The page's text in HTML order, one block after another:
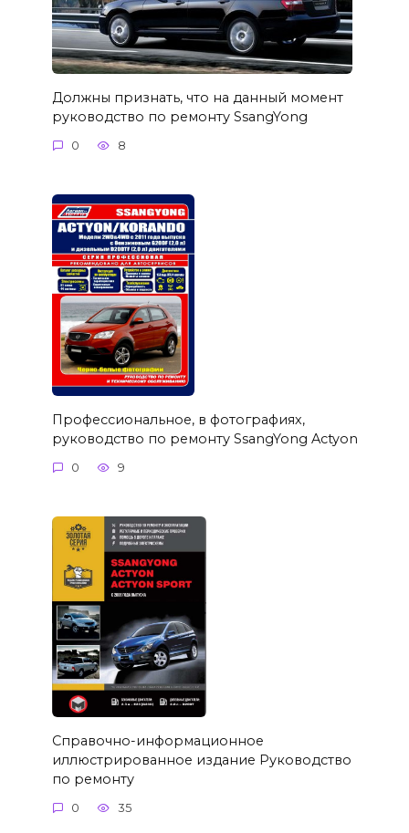
Должны признать, что на данный момент
руководство по ремонту SsangYong
0 8
Профессиональное, в фотографиях,
руководство по ремонту SsangYong Actyon
0 9
Справочно-информационное
иллюстрированное издание Руководство
по ремонту
0 35